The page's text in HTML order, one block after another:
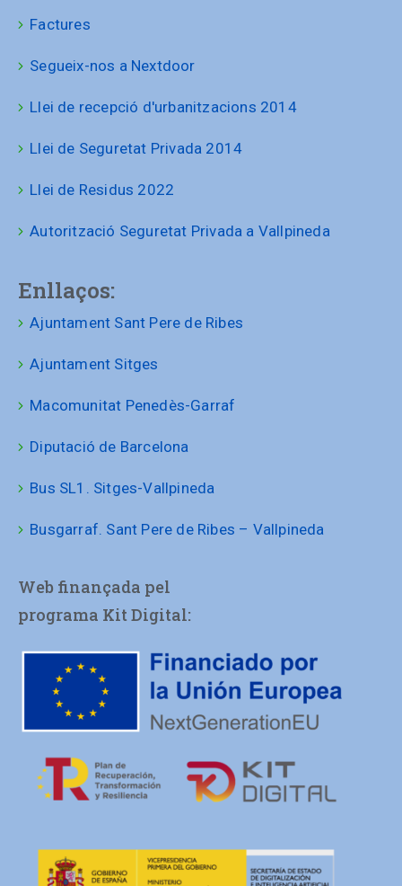
Factures
Segueix-nos a Nextdoor
Llei de recepció d'urbanitzacions 2014
Llei de Seguretat Privada 2014
Llei de Residus 2022
Autorització Seguretat Privada a Vallpineda
Enllaços:
Ajuntament Sant Pere de Ribes
Ajuntament Sitges
Macomunitat Penedès-Garraf
Diputació de Barcelona
Bus SL1. Sitges-Vallpineda
Busgarraf. Sant Pere de Ribes – Vallpineda
Web finançada pel
programa Kit Digital: